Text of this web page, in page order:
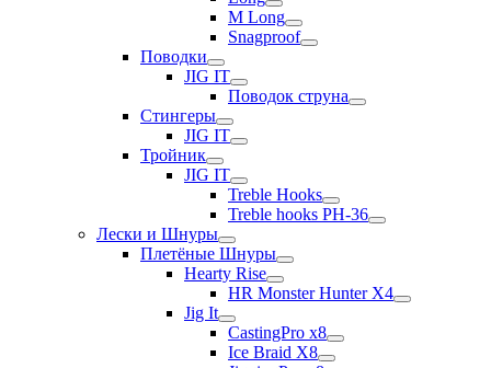
M Long
Snagproof
Поводки
JIG IT
Поводок струна
Стингеры
JIG IT
Тройник
JIG IT
Treble Hooks
Treble hooks PH-36
Лески и Шнуры
Плетёные Шнуры
Hearty Rise
HR Monster Hunter X4
Jig It
CastingPro x8
Ice Braid X8